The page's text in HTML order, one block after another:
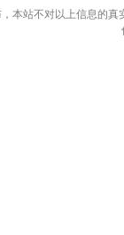
本站不对以上信息的